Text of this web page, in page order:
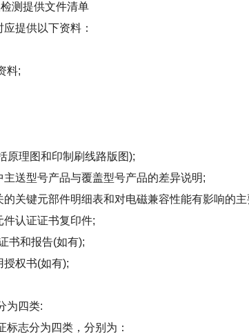
测提供文件清单
提供以下资料：
料;
理图和印制刷线路版图);
型号产品与覆盖型号产品的差异说明;
键元部件明细表和对电磁兼容性能有影响的主
认证证书复印件;
和报告(如有);
权书(如有);
为四类:
志分为四类，分别为：